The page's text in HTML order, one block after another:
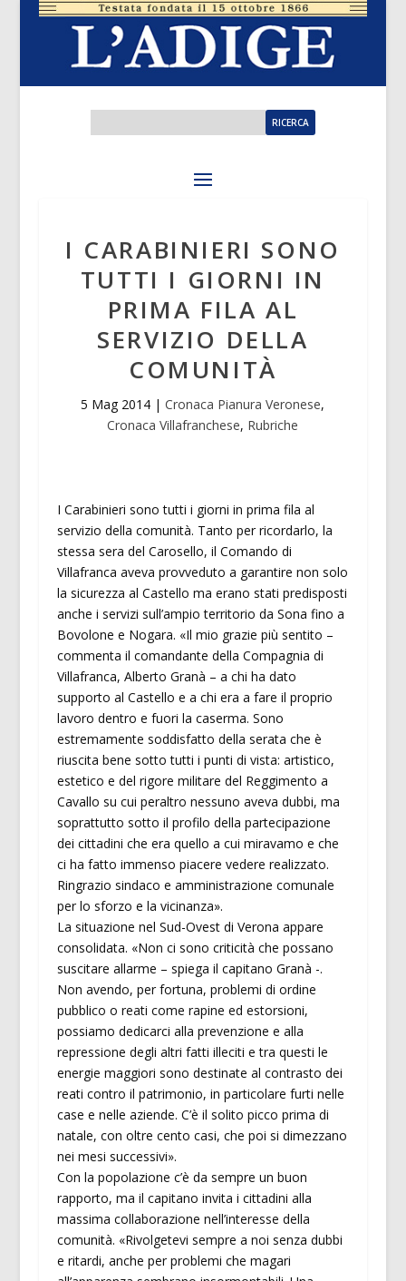
I CARABINIERI SONO
TUTTI I GIORNI IN
PRIMA FILA AL
SERVIZIO DELLA
COMUNITÀ
5 Mag 2014 |Cronaca Pianura Veronese,
Cronaca Villafranchese, Rubriche
I Carabinieri sono tutti i giorni in prima fila al
servizio della comunità. Tanto per ricordarlo, la
stessa sera del Carosello, il Comando di
Villafranca aveva provveduto a garantire non solo
la sicurezza al Castello ma erano stati predisposti
anche i servizi sull’ampio territorio da Sona fino a
Bovolone e Nogara. «Il mio grazie più sentito –
commenta il comandante della Compagnia di
Villafranca, Alberto Granà – a chi ha dato
supporto al Castello e a chi era a fare il proprio
lavoro dentro e fuori la caserma. Sono
estremamente soddisfatto della serata che è
riuscita bene sotto tutti i punti di vista: artistico,
estetico e del rigore militare del Reggimento a
Cavallo su cui peraltro nessuno aveva dubbi, ma
soprattutto sotto il profilo della partecipazione
dei cittadini che era quello a cui miravamo e che
ci ha fatto immenso piacere vedere realizzato.
Ringrazio sindaco e amministrazione comunale
per lo sforzo e la vicinanza».
La situazione nel Sud-Ovest di Verona appare
consolidata. «Non ci sono criticità che possano
suscitare allarme – spiega il capitano Granà -.
Non avendo, per fortuna, problemi di ordine
pubblico o reati come rapine ed estorsioni,
possiamo dedicarci alla prevenzione e alla
repressione degli altri fatti illeciti e tra questi le
energie maggiori sono destinate al contrasto dei
reati contro il patrimonio, in particolare furti nelle
case e nelle aziende. C’è il solito picco prima di
natale, con oltre cento casi, che poi si dimezzano
nei mesi successivi».
Con la popolazione c’è da sempre un buon
rapporto, ma il capitano invita i cittadini alla
massima collaborazione nell’interesse della
comunità. «Rivolgetevi sempre a noi senza dubbi
e ritardi, anche per problemi che magari